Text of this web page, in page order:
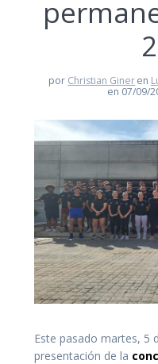
por Christian Gineren
en 07/09/
Este pasado martes, 5
presentación de la